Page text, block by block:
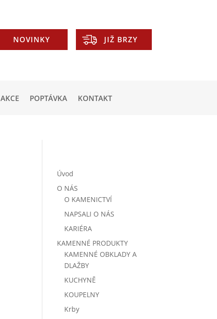
NOVINKY JIŽ BRZY
AKCE POPTÁVKA KONTAKT
Úvod
O NÁS
O KAMENICTVÍ
NAPSALI O NÁS
KARIÉRA
KAMENNÉ PRODUKTY
KAMENNÉ OBKLADY A
DLAŽBY
KUCHYNĚ
KOUPELNY
Krby